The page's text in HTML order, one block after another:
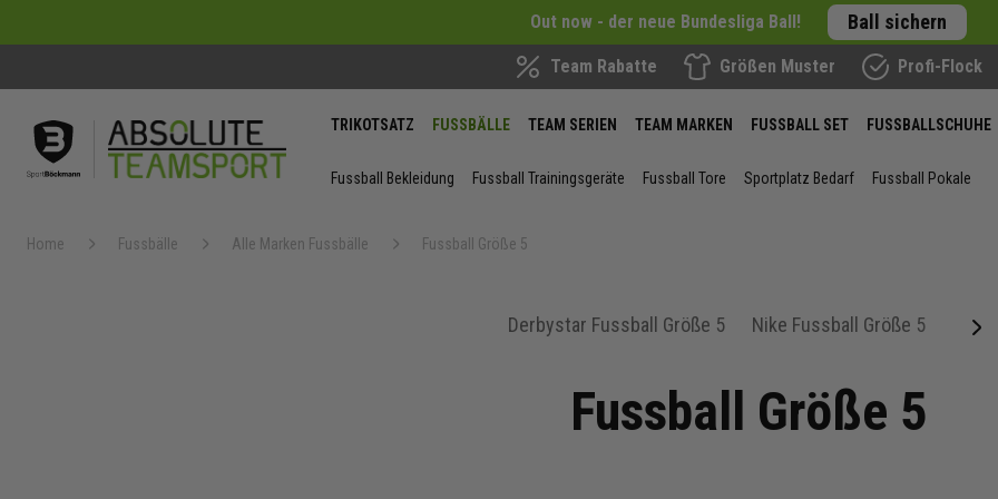
Out now - der neue Bundesliga Ball! Ball sichern
Team Rabatte Größen Muster Profi-Flock
TRIKOTSATZ FUSSBÄLLE TEAM SERIEN TEAM MARKEN FUSSBALL SET FUSSBALLSCHUHE
Fussball Bekleidung Fussball Trainingsgeräte Fussball Tore Sportplatz Bedarf Fussball Pokale
Home Fussbälle Alle Marken Fussbälle Fussball Größe 5
Derbystar Fussball Größe 5
Nike Fussball Größe 5
Fussball Größe 5